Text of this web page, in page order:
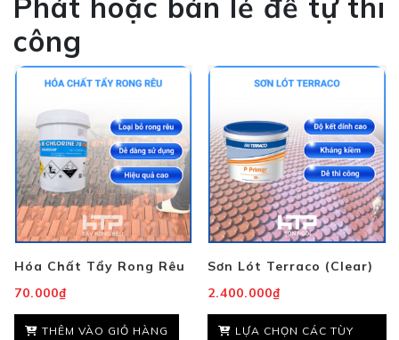
Phát hoặc bán lẻ để tự thi
công
Hóa Chất Tẩy Rong Rêu
70.000₫
THÊM VÀO GIỎ HÀNG
Sơn Lót Terraco (Clear)
2.400.000₫
LỰA CHỌN CÁC TÙY